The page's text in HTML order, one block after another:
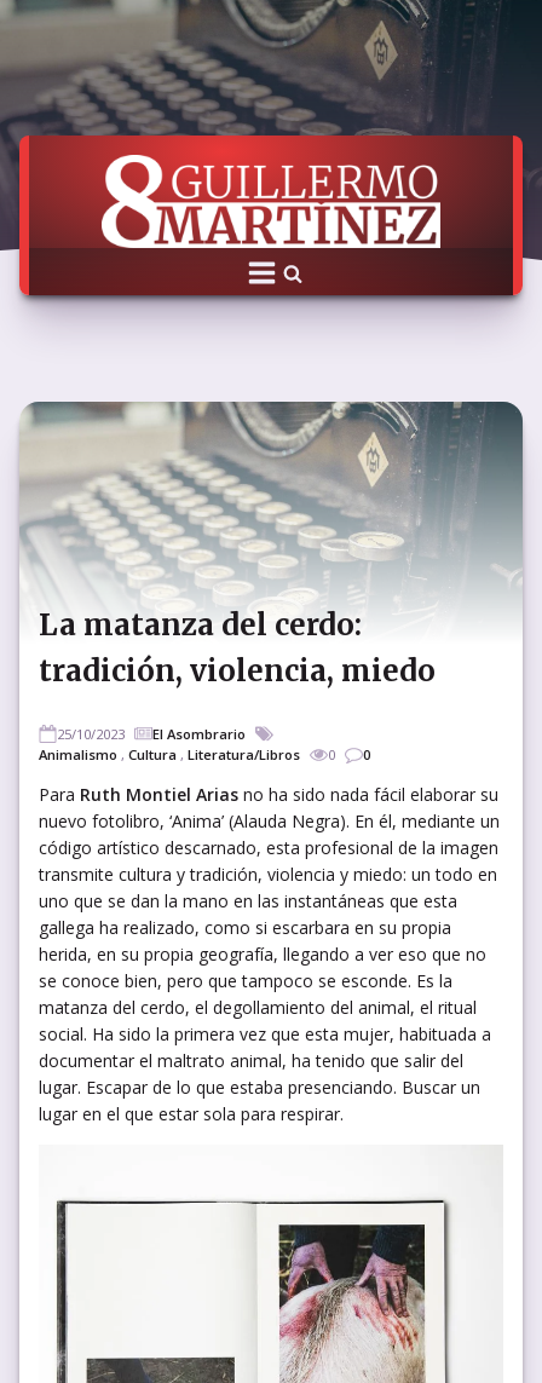
La matanza del cerdo:
tradición, violencia, miedo
25/10/2023
El Asombrario
Animalismo , Cultura , Literatura/Libros 0 0
Para Ruth Montiel Arias no ha sido nada fácil elaborar su
nuevo fotolibro, ‘Anima’ (Alauda Negra). En él, mediante un
código artístico descarnado, esta profesional de la imagen
transmite cultura y tradición, violencia y miedo: un todo en
uno que se dan la mano en las instantáneas que esta
gallega ha realizado, como si escarbara en su propia
herida, en su propia geografía, llegando a ver eso que no
se conoce bien, pero que tampoco se esconde. Es la
matanza del cerdo, el degollamiento del animal, el ritual
social. Ha sido la primera vez que esta mujer, habituada a
documentar el maltrato animal, ha tenido que salir del
lugar. Escapar de lo que estaba presenciando. Buscar un
lugar en el que estar sola para respirar.